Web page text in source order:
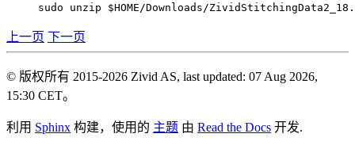
sudo unzip $HOME /Downloads/
上一页 下一页
© 版权所有 2015-2026 Zivid AS, last updated: 07 Aug 2026,
15:30 CET。
利用 Sphinx 构建，使用的 主题 由 Read the Docs 开发.